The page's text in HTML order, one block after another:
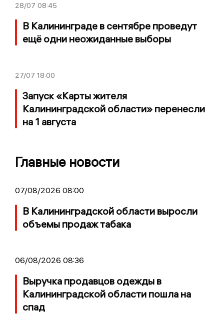
28/07 08:45
В Калининграде в сентябре проведут
ещё одни неожиданные выборы
27/07 18:00
Запуск «Карты жителя
Калининградской области» перенесли
на 1 августа
Главные новости
07/08/2026 08:00
В Калининградской области выросли
объемы продаж табака
06/08/2026 08:36
Выручка продавцов одежды в
Калининградской области пошла на
спад